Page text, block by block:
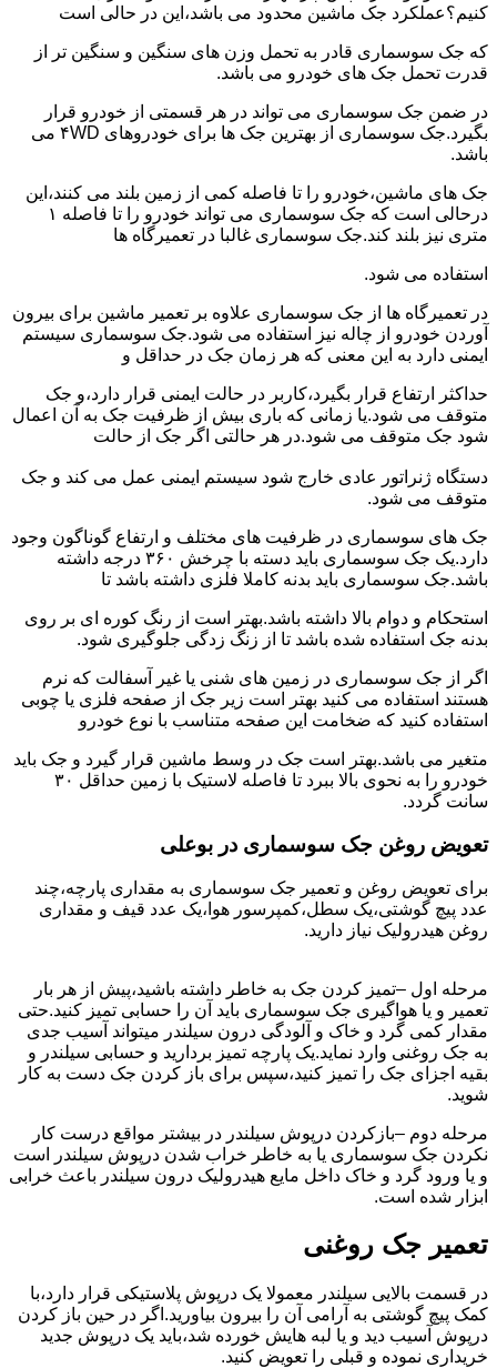
کنیم؟عملکرد جک ماشین محدود می باشد،این در حالی است
که جک سوسماری قادر به تحمل وزن های سنگین و سنگین تر از
قدرت تحمل جک های خودرو می باشد.
در ضمن جک سوسماری می تواند در هر قسمتی از خودرو قرار
بگیرد.جک سوسماری از بهترین جک ها برای خودروهای ۴WD می
باشد.
جک های ماشین،خودرو را تا فاصله کمی از زمین بلند می کنند،این
درحالی است که جک سوسماری می تواند خودرو را تا فاصله ۱
متری نیز بلند کند.جک سوسماری غالبا در تعمیرگاه ها
استفاده می شود.
در تعمیرگاه ها از جک سوسماری علاوه بر تعمیر ماشین برای بیرون
آوردن خودرو از چاله نیز استفاده می شود.جک سوسماری سیستم
ایمنی دارد به این معنی که هر زمان جک در حداقل و
حداکثر ارتفاع قرار بگیرد،کاربر در حالت ایمنی قرار دارد،و جک
متوقف می شود.یا زمانی که باری بیش از ظرفیت جک به آن اعمال
شود جک متوقف می شود.در هر حالتی اگر جک از حالت
دستگاه ژنراتور عادی خارج شود سیستم ایمنی عمل می کند و جک
متوقف می شود.
جک های سوسماری در ظرفیت های مختلف و ارتفاع گوناگون وجود
دارد.یک جک سوسماری باید دسته با چرخش ۳۶۰ درجه داشته
باشد.جک سوسماری باید بدنه کاملا فلزی داشته باشد تا
استحکام و دوام بالا داشته باشد.بهتر است از رنگ کوره ای بر روی
بدنه جک استفاده شده باشد تا از زنگ زدگی جلوگیری شود.
اگر از جک سوسماری در زمین های شنی یا غیر آسفالت که نرم
هستند استفاده می کنید بهتر است زیر جک از صفحه فلزی یا چوبی
استفاده کنید که ضخامت این صفحه متناسب با نوع خودرو
متغیر می باشد.بهتر است جک در وسط ماشین قرار گیرد و جک باید
خودرو را به نحوی بالا ببرد تا فاصله لاستیک با زمین حداقل ۳۰
سانت گردد.
تعویض روغن جک سوسماری در بوعلی
برای تعویض روغن و تعمیر جک سوسماری به مقداری پارچه،چند
عدد پیچ گوشتی،یک سطل،کمپرسور هوا،یک عدد قیف و مقداری
روغن هیدرولیک نیاز دارید.
مرحله اول –تمیز کردن جک به خاطر داشته باشید،پیش از هر بار
تعمیر و یا هواگیری جک سوسماری باید آن را حسابی تمیز کنید.حتی
مقدار کمی گرد و خاک و آلودگی درون سیلندر میتواند آسیب جدی
به جک روغنی وارد نماید.یک پارچه تمیز بردارید و حسابی سیلندر و
بقیه اجزای جک را تمیز کنید،سپس برای باز کردن جک دست به کار
شوید.
مرحله دوم –بازکردن درپوش سیلندر در بیشتر مواقع درست کار
نکردن جک سوسماری یا به خاطر خراب شدن درپوش سیلندر است
و یا ورود گرد و خاک داخل مایع هیدرولیک درون سیلندر باعث خرابی
ابزار شده است.
تعمیر جک روغنی
در قسمت بالایی سیلندر معمولا یک درپوش پلاستیکی قرار دارد،با
کمک پیچ گوشتی به آرامی آن را بیرون بیاورید.اگر در حین باز کردن
درپوش آسیب دید و یا لبه هایش خورده شد،باید یک درپوش جدید
خریداری نموده و قبلی را تعویض کنید.